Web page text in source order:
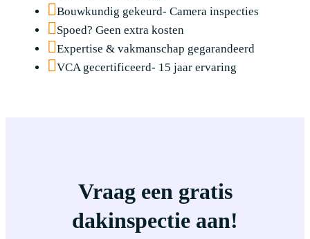
Bouwkundig gekeurd- Camera inspecties
Spoed? Geen extra kosten
Expertise & vakmanschap gegarandeerd
VCA gecertificeerd- 15 jaar ervaring
Vraag een gratis
dakinspectie aan!